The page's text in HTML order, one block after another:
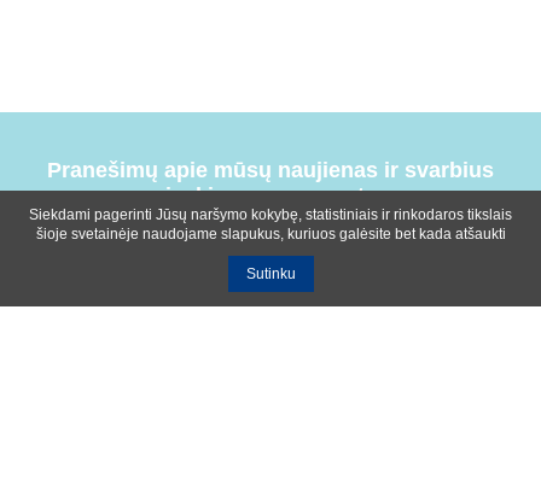
Pranešimų apie mūsų naujienas ir svarbius
įvykius prenumerata
Siekdami pagerinti Jūsų naršymo kokybę, statistiniais ir rinkodaros tikslais
šioje svetainėje naudojame slapukus, kuriuos galėsite bet kada atšaukti
Sutinku